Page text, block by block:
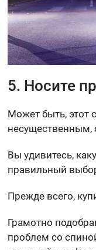
5. Носите
Может быть, этот
несущественным,
Вы удивитесь,
правильный
Прежде всего,
Грамотно
проблем со